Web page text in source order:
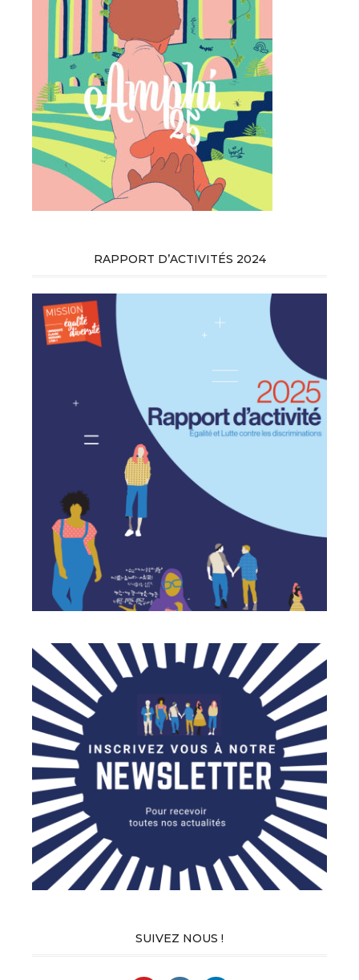
RAPPORT D’ACTIVITÉS 2024
SUIVEZ NOUS !